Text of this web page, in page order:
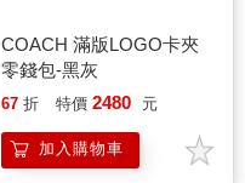
COACH 滿版LOGO卡夾
零錢包-黑灰
67 折 特價 2480 元
加入購物車